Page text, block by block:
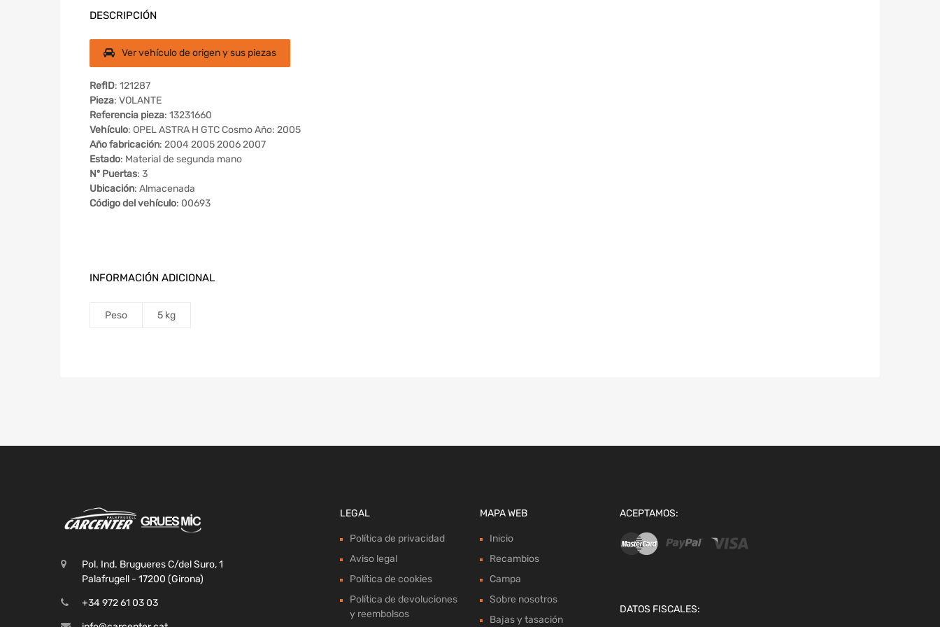
DESCRIPCIÓN
Ver vehículo de origen y sus piezas
RefID: 121287
Pieza: VOLANTE
Referencia pieza: 13231660
Vehículo: OPEL ASTRA H GTC Cosmo Año: 2005
Año fabricación: 2004 2005 2006 2007
Estado: Material de segunda mano
Nº Puertas: 3
Ubicación: Almacenada
Código del vehículo: 00693
INFORMACIÓN ADICIONAL
Peso 5 kg
Pol. Ind. Brugueres C/del Suro, 1
Palafrugell - 17200 (Girona)
+34 972 61 03 03
LEGAL
Política de privacidad
Aviso legal
Política de cookies
Política de devoluciones
y reembolsos
MAPA WEB
Inicio
Recambios
Campa
Sobre nosotros
Bajas y tasación
ACEPTAMOS:
DATOS FISCALES: